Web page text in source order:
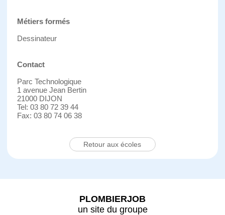
Métiers formés
Dessinateur
Contact
Parc Technologique
1 avenue Jean Bertin
21000 DIJON
Tel: 03 80 72 39 44
Fax: 03 80 74 06 38
Retour aux écoles
PLOMBIERJOB
un site du groupe